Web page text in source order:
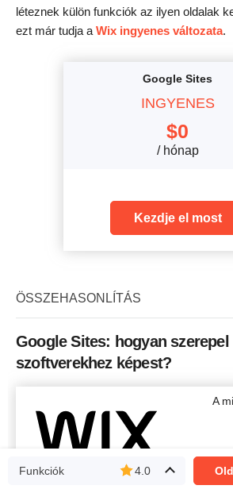
léteznek külön funkciók az ilyen oldalak
ezt már tudja a Wix ingyenes változata.
Google Sites
INGYENES
$0
/ hónap
Kezdje el most
ÖSSZEHASONLÍTÁS
Google Sites: hogyan szerepel
szoftverekhez képest?
A
Funkciók 4.0